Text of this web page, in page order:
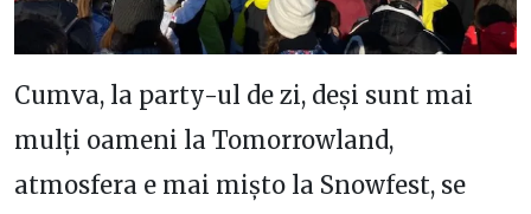
Cumva, la party-ul de zi, deși sunt mai
mulți oameni la Tomorrowland,
atmosfera e mai mișto la Snowfest, se